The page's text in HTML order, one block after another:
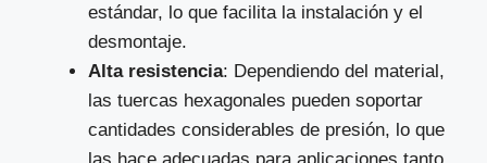
estándar, lo que facilita la instalación y el
desmontaje.
Alta resistencia: Dependiendo del material,
las tuercas hexagonales pueden soportar
cantidades considerables de presión, lo que
las hace adecuadas para aplicaciones tanto